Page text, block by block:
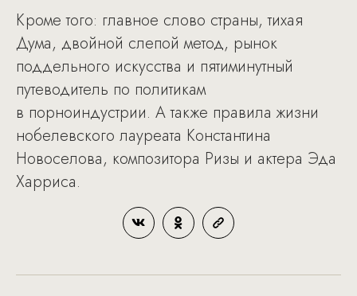
Кроме того: главное слово страны, тихая
Дума, двойной слепой метод, рынок
поддельного искусства и пятиминутный
путеводитель по политикам
в порноиндустрии. А также правила жизни
нобелевского лауреата Константина
Новоселова, композитора Ризы и актера Эда
Харриса.